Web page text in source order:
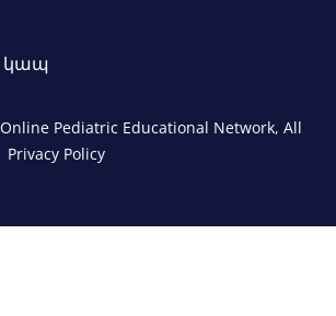
կապ
Pediatric Educational Network, All
Privacy Policy